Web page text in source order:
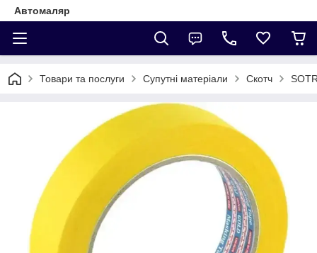
Автомаляр
Товари та послуги Супутні матеріали Скотч